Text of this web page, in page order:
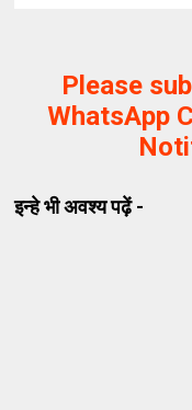
Please
WhatsApp
इन्हे भी अवश्य पढ़ें -